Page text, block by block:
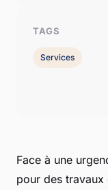
Face à une
pour des travaux
TAGS
Services